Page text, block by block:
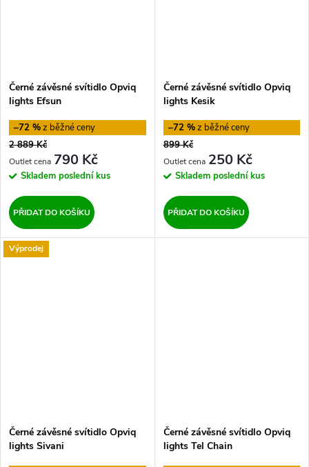
Černé závěsné svítidlo Opviq
lights Efsun
–72 %
2 889 Kč
790 Kč
Skladem poslední kus
PŘIDAT DO KOŠÍKU
Černé závěsné svítidlo Opviq
lights Kesik
–72 %
899 Kč
250 Kč
Skladem poslední kus
PŘIDAT DO KOŠÍKU
Výprodej
Černé závěsné svítidlo Opviq
lights Sivani
Černé závěsné svítidlo Opviq
lights Tel Chain